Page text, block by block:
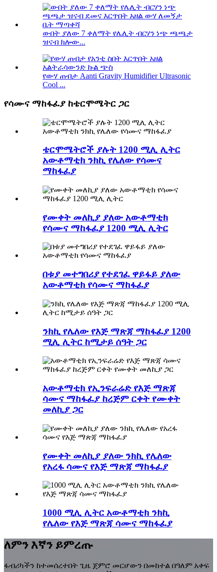
ውበት ያለው 7 ቀለማት የሌሊት ብርሃን ነጭ ጫጫታ
ዝናብ ክሎው...
የውሃ ጠብታ Aanti Gravity Humidifier Ultrasonic
Cool ...
የሳሙና ማከፋፈያ ከቴርሞሜትር ጋር
ቴርሞሜትሮች ያሉት 1200 ሚሊ ሊትር
አውቶማቲክ ንክኪ የሌለው የሳሙና
ማከፋፈያ
የሙቀት መለኪያ ያለው አውቶማቲክ
የሳሙና ማከፋፈያ 1200 ሚሊ ሊትር
በቱያ መተግበሪያ የተደገፈ ዋይፋይ ያለው
አውቶማቲክ የሳሙና ማከፋፈያ
ንክኪ የሌለው የእጅ ማጽጃ ማከፋፈያ 1200
ሚሊ ሊትር ከሚታይ ሰዓት ጋር
አውቶማቲክ የኢንፍራሬድ የእጅ ማጽጃ
ሳሙና ማከፋፈያ ከረጅም ርቀት የሙቀት
መለኪያ ጋር
የሙቀት መለኪያ ያለው ንክኪ የሌለው
የአረፋ ሳሙና የእጅ ማጽጃ ማከፋፈያ
1000 ሚሊ ሊትር አውቶማቲክ ንክኪ
የሌለው የእጅ ማጽጃ ሳሙና ማከፋፈያ
ለምን እኛን ይምረጡ
ፋብሪካችን ከተመሰረተበት ጊዜ ጀምሮ መርሆውን በመከተል በዓለም አቀፍ